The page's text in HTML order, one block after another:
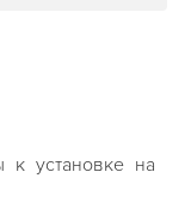
к установке на